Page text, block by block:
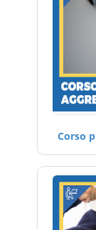
Corso